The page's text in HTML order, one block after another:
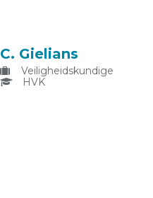
C. Gielians
Veiligheidskundige
HVK